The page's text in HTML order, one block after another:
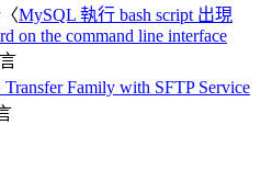
MySQL 執行 bash script 出現
on the command line interface
Transfer Family with SFTP Service